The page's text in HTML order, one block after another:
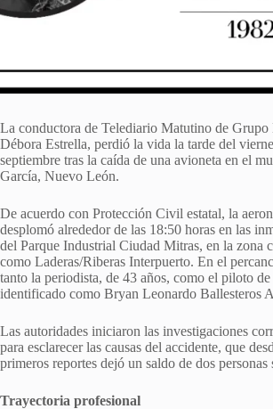
La conductora de Telediario Matutino de
Débora Estrella, perdió la vida la tarde del
septiembre tras la caída de una avioneta en el
García, Nuevo León.
De acuerdo con Protección Civil estatal, la
desplomó alrededor de las 18:50 horas en las
del Parque Industrial Ciudad Mitras, en la zona
como Laderas/Riberas Interpuerto. En el
tanto la periodista, de 43 años, como el piloto de
identificado como Bryan Leonardo Ballesteros
Las autoridades iniciaron las investigaciones
para esclarecer las causas del accidente, que
primeros reportes dejó un saldo de dos personas
Trayectoria profesional